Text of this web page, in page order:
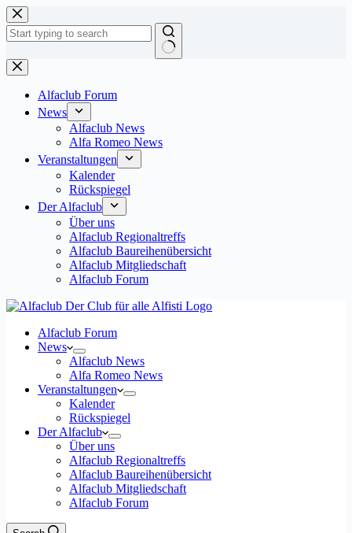
Zum
Inhalt
springen
Keine
Ergebnisse
Alfaclub Forum
News
Alfaclub News
Alfa Romeo News
Veranstaltungen
Kalender
Rückspiegel
Der Alfaclub
Über uns
Alfaclub Regionaltreffs
Alfaclub Baureihenübersicht
Alfaclub Mitgliedschaft
Alfaclub Forum
Alfaclub Forum
News
Alfaclub News
Alfa Romeo News
Veranstaltungen
Kalender
Rückspiegel
Der Alfaclub
Über uns
Alfaclub Regionaltreffs
Alfaclub Baureihenübersicht
Alfaclub Mitgliedschaft
Alfaclub Forum